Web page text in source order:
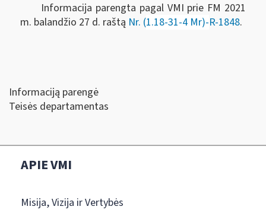
Informacija parengta pagal VMI prie FM 2021
m. balandžio 27 d. raštą Nr. (1.18-31-4 Mr)-R-1848.
Informaciją parengė
Teisės departamentas
APIE VMI
Misija, Vizija ir Vertybės